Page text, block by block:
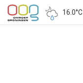
16.0°C